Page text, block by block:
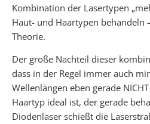
Kombination der Lasertypen
Haut- und Haartypen behandeln
Theorie.
Der große Nachteil dieser
dass in der Regel immer auch
Wellenlängen eben gerade
Haartyp ideal ist, der gerade
Diodenlaser schießt die